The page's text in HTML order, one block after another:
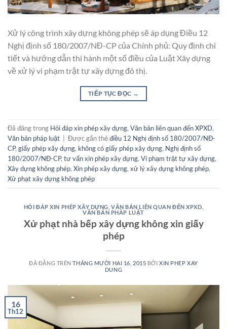
Xử lý công trình xây dựng không phép sẽ áp dụng Điều 12
Nghị định số 180/2007/NĐ-CP của Chính phủ: Quy định chi
tiết và hướng dẫn thi hành một số điều của Luật Xây dựng
về xử lý vi phạm trật tự xây dựng đô thị.
TIẾP TỤC ĐỌC →
Đã đăng trong Hỏi đáp xin phép xây dựng, Văn bản liên quan đến XPXD,
Văn bản pháp luật
Được gắn thẻđiều 12 Nghị định số 180/2007/NĐ-
CP, giấy phép xây dựng, không có giấy phép xây dựng, Nghị định số
180/2007/NĐ-CP, tư vấn xin phép xây dựng, Vi phạm trật tự xây dựng,
Xây dựng không phép, Xin phép xây dựng, xử lý xây dựng không phép,
Xử phạt xây dựng không phép
HỎI ĐÁP XIN PHÉP XÂY DỰNG VĂN BẢN LIÊN QUAN ĐẾN XPXD
VĂN BẢN PHÁP LUẬT
Xử phạt nhà bếp xây dựng không xin giấy
phép
ĐÃ ĐĂNG TRÊNTHÁNG MƯỜI HAI 16, 2015 BỞIXIN PHEP XAY
DUNG
16
Th12